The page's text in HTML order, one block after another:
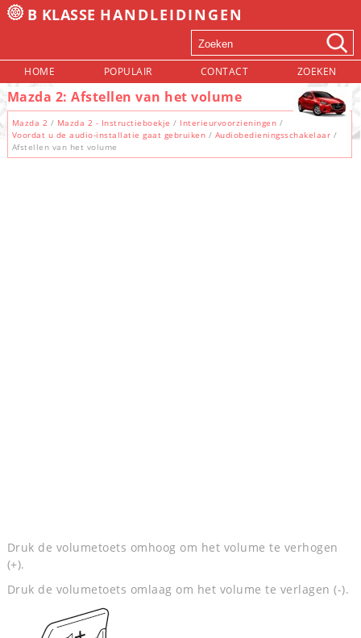
B KLASSE HANDLEIDINGEN
HOME POPULAIR CONTACT ZOEKEN
Mazda 2: Afstellen van het volume
Mazda 2 / Mazda 2 - Instructieboekje / Interieurvoorzieningen /
Voordat u de audio-installatie gaat gebruiken / Audiobedieningsschakelaar /
Afstellen van het volume
Druk de volumetoets omhoog om het volume te verhogen
(+).
Druk de volumetoets omlaag om het volume te verlagen (-).